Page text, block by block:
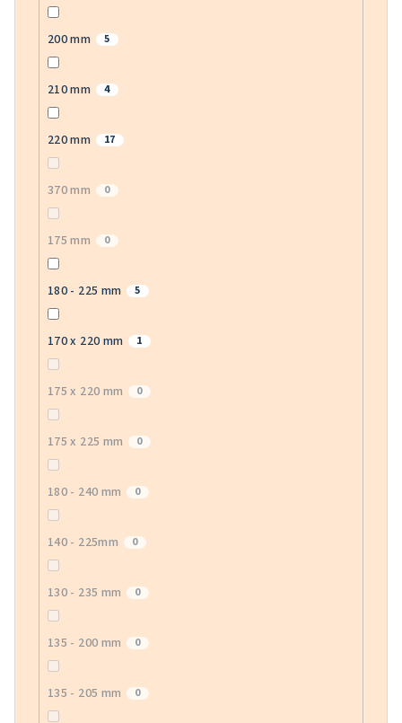
200 mm 5
210 mm 4
220 mm 17
370 mm 0
175 mm 0
180 - 225 mm 5
170 x 220 mm 1
175 x 220 mm 0
175 x 225 mm 0
180 - 240 mm 0
140 - 225mm 0
130 - 235 mm 0
135 - 200 mm 0
135 - 205 mm 0